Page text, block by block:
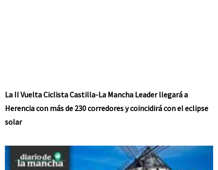
La II Vuelta Ciclista Castilla-La Mancha Leader llegará a
Herencia con más de 230 corredores y coincidirá con el eclipse
solar